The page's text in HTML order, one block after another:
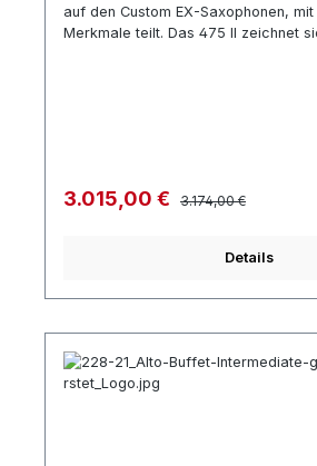
auf den Custom EX-Saxophonen,
Merkmale teilt. Das 475 II zeichnet
Mundstückkapsel aus Plastik
Verkaufspreis:
3.015,00 € Regulärer Preis:
3.174,00 €
Details